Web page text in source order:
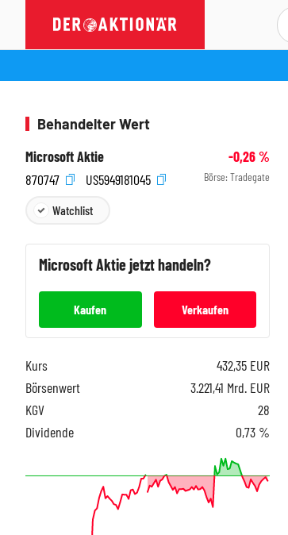
Behandelter Wert
Microsoft Aktie
-0,26%
870747
US5949181045 Börse: Tradegate
Watchlist
MicrosoftAktie jetzt handeln?
Kaufen Verkaufen
Kurs 432,35 EUR
Börsenwert
3.221,41 Mrd. EUR
KGV
28
Dividende
0,73 %